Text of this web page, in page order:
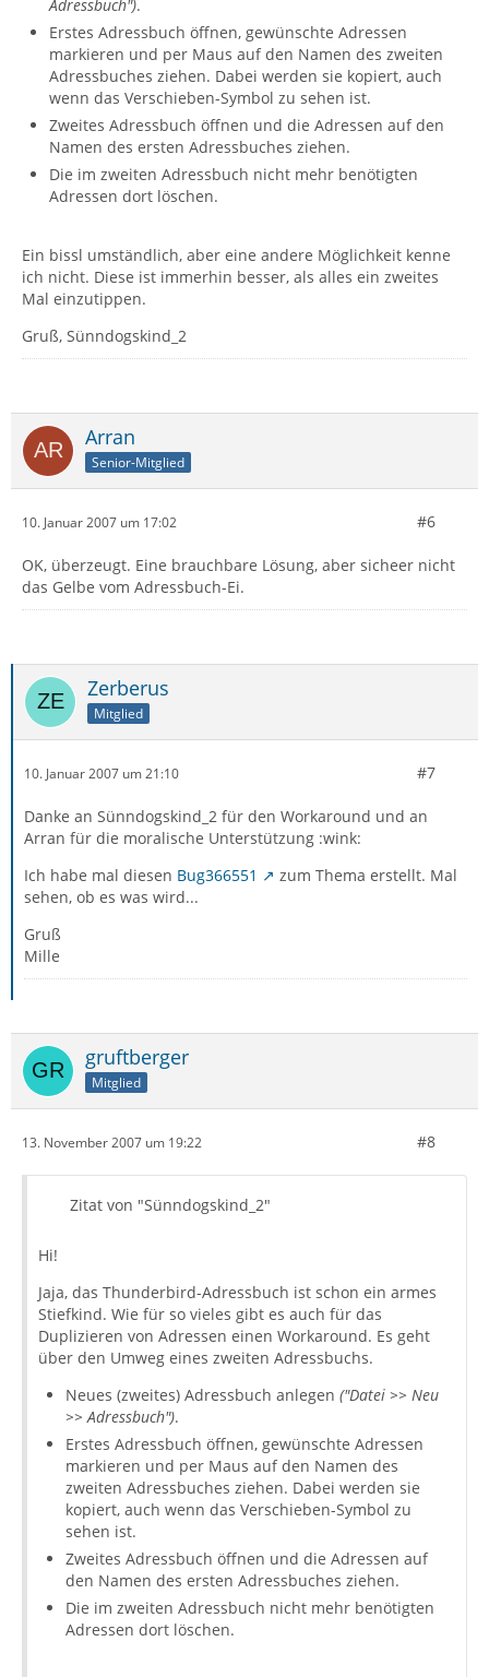
Adressbuch").
Erstes Adressbuch öffnen, gewünschte Adressen
markieren und per Maus auf den Namen des zweiten
Adressbuches ziehen. Dabei werden sie kopiert, auch
wenn das Verschieben-Symbol zu sehen ist.
Zweites Adressbuch öffnen und die Adressen auf den
Namen des ersten Adressbuches ziehen.
Die im zweiten Adressbuch nicht mehr benötigten
Adressen dort löschen.
Ein bissl umständlich, aber eine andere Möglichkeit kenne
ich nicht. Diese ist immerhin besser, als alles ein zweites
Mal einzutippen.
Gruß, Sünndogskind_2
Arran
Senior-Mitglied
10. Januar 2007 um 17:02 #6
OK, überzeugt. Eine brauchbare Lösung, aber sicheer nicht
das Gelbe vom Adressbuch-Ei.
Zerberus
Mitglied
10. Januar 2007 um 21:10 #7
Danke an Sünndogskind_2 für den Workaround und an
Arran für die moralische Unterstützung :wink:
Ich habe mal diesen Bug366551
zum Thema erstellt. Mal
sehen, ob es was wird...
Gruß
Mille
gruftberger
Mitglied
13. November 2007 um 19:22 #8
Zitat von "Sünndogskind_2"
Hi!
Jaja, das Thunderbird-Adressbuch ist schon ein armes
Stiefkind. Wie für so vieles gibt es auch für das
Duplizieren von Adressen einen Workaround. Es geht
über den Umweg eines zweiten Adressbuchs.
Neues (zweites) Adressbuch anlegen ("Datei >> Neu
>> Adressbuch").
Erstes Adressbuch öffnen, gewünschte Adressen
markieren und per Maus auf den Namen des
zweiten Adressbuches ziehen. Dabei werden sie
kopiert, auch wenn das Verschieben-Symbol zu
sehen ist.
Zweites Adressbuch öffnen und die Adressen auf
den Namen des ersten Adressbuches ziehen.
Die im zweiten Adressbuch nicht mehr benötigten
Adressen dort löschen.